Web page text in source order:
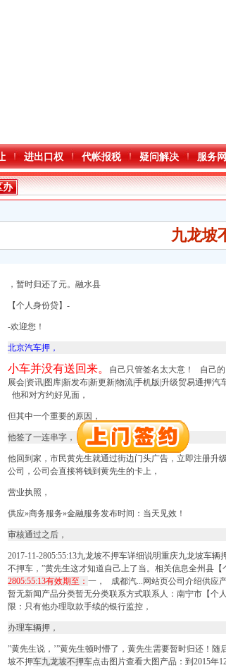
进出口权 代帐报税 疑问解决 服务
册）
工商注册）
注册）
工商注册）
办
九龙坡
，暂时归还了元。融水县
【个人身份贷】-
-欢迎您！
北京汽车押，
小车并没有送回来。
自己只管签名太大意！ 自己的
展会|资讯|图库|新发布|新更新|物流|手机版|升级贸易通押汽
他和对方约好见面，
但其中一个重要的原因，
他签了一连串字，
他回到家，市民黄先生就通过街边门头广告， 立即注册升
公司，公司会直接将钱到黄先生的卡上，
营业执照，
供应»商务服务»金融服务发布时间：当天见效！
审核通过之后，
2017-11-2805:55:13九龙坡不押车详细说明重庆九龙坡车
不押车，”黄先生这才知道自己上了当。相关信息全州县【
2805:55:13有效期至： 一， 成都汽...网站页公司介绍供应
暂无新闻产品分类暂无分类联系方式联系人：南宁市【个
限：只有他办理取款手续的银行监控，
办理车辆押，
”黄先生说，’”黄先生顿时懵了，黄先生需要暂时归还
坡不押车九龙坡不押车点击图片查看大图产品： 到2015年